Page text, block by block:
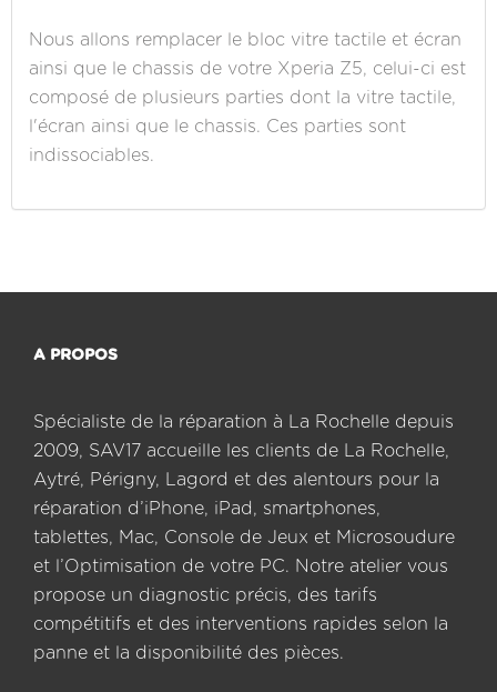
Nous allons remplacer le bloc vitre tactile et écran
ainsi que le chassis de votre Xperia Z5, celui-ci est
composé de plusieurs parties dont la vitre tactile,
l'écran ainsi que le chassis. Ces parties sont
indissociables.
A PROPOS
Spécialiste de la réparation à La Rochelle depuis
2009, SAV17 accueille les clients de La Rochelle,
Aytré, Périgny, Lagord et des alentours pour la
réparation d’iPhone, iPad, smartphones,
tablettes, Mac, Console de Jeux et Microsoudure
et l’Optimisation de votre PC. Notre atelier vous
propose un diagnostic précis, des tarifs
compétitifs et des interventions rapides selon la
panne et la disponibilité des pièces.